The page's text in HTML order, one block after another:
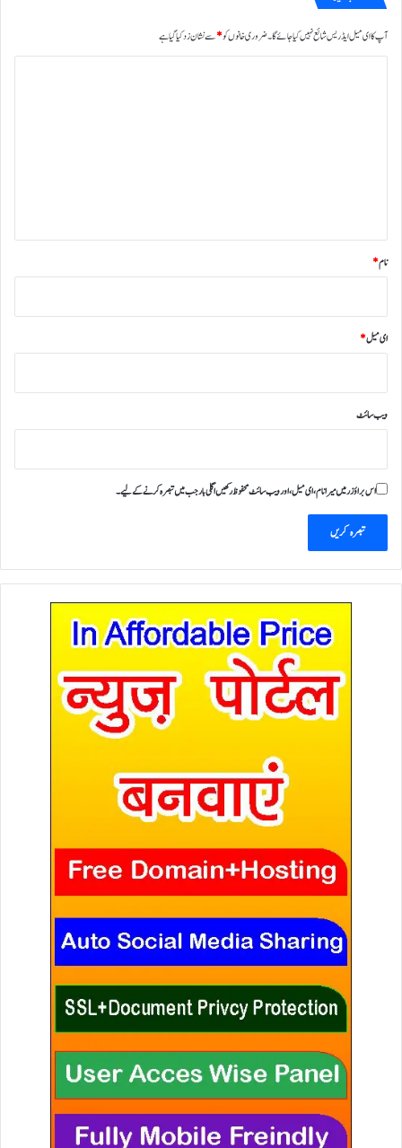
آپ کا ای میل ایڈریس شائع نہیں کیا جائے گا۔ضروری خانوں کو*سے نشان زد کیا گیا ہے
نام*
ای میل*
ویب‌ سائٹ
اس براؤزر میں میرا نام، ای میل، اور ویب سائٹ محفوظ رکھیں اگلی بار جب میں تبصرہ کرنے کےلیے۔